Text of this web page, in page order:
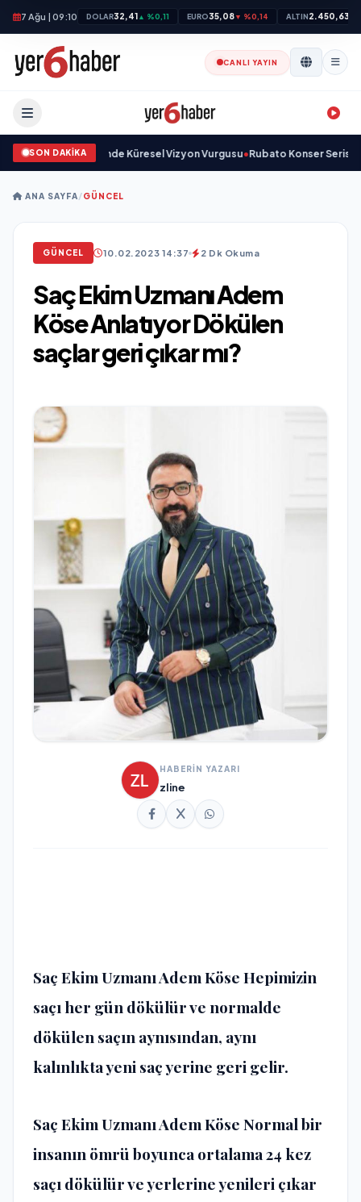
7 Ağu | 09:10 DOLAR32,41▲ %0,11 EURO35,08▼ %0,14 ALTIN2.450,63
CANLI YAYIN
SON DAKİKA
Savunma Sanayinde Küresel Vizyon Vurgusu•Rubato Konser Serisi
ANA SAYFA/GÜNCEL
GÜNCEL 10.02.2023 14:37 2 Dk Okuma
Saç Ekim Uzmanı Adem
Köse Anlatıyor Dökülen
saçlar geri çıkar mı?
HABERİN YAZARI
zline
Saç Ekim Uzmanı Adem Köse Hepimizin
saçı her gün dökülür ve normalde
dökülen saçın aynısından, aynı
kalınlıkta yeni saç yerine geri gelir.
Saç Ekim Uzmanı Adem Köse Normal bir
insanın ömrü boyunca ortalama 24 kez
saçı dökülür ve yerlerine yenileri çıkar